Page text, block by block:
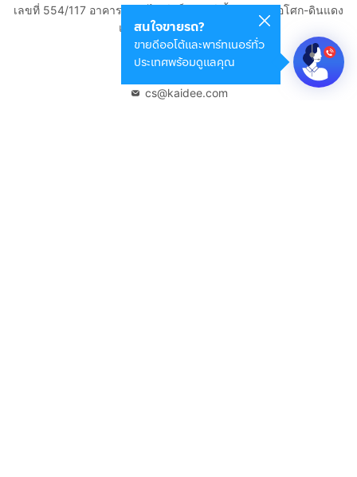
สนใจขายรถ?
ขายดีออโต้และพาร์ทเนอร์ทั่ว
ประเทศพร้อมดูแลคุณ
เลขที่ 554/117 อาคารสกายไนน์ เซ็นเตอร์ ชั้น 22 ถนนอโศก-ดินแดง
แขวงดินแดง เขตดินแดง
กรุงเทพมหานคร 10400
cs@kaidee.com